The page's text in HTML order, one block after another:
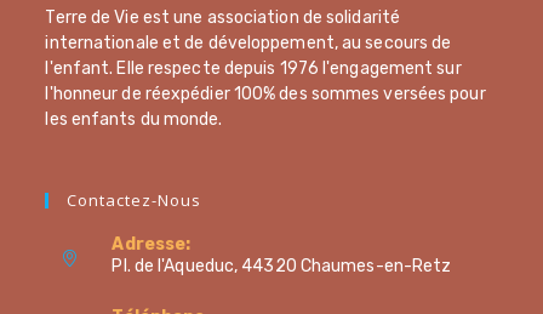
Terre de Vie est une association de solidarité
internationale et de développement, au secours de
l'enfant. Elle respecte depuis 1976 l'engagement sur
l'honneur de réexpédier 100% des sommes versées pour
les enfants du monde.
Contactez-Nous
Adresse:
Pl. de l'Aqueduc, 44320 Chaumes-en-Retz